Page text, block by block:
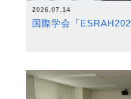
2026.07.14
国際学会「